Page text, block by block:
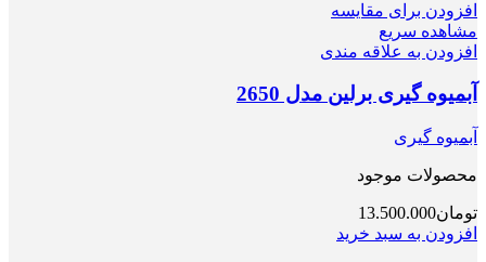
افزودن برای مقایسه
مشاهده سریع
افزودن به علاقه مندی
آبمیوه گیری برلین مدل 2650
آبمیوه گیری
محصولات موجود
تومان13.500.000
افزودن به سبد خرید